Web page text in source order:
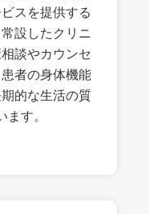
スを提供する
設したクリニ
談やカウンセ
者の身体機能
的な生活の質
す。